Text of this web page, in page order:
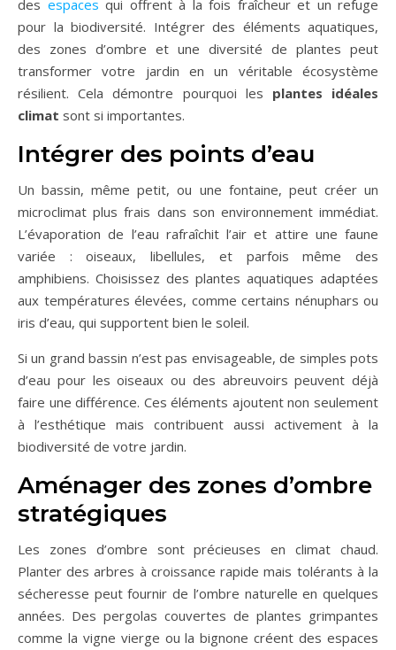
des espaces qui offrent à la fois fraîcheur et un refuge
pour la biodiversité. Intégrer des éléments aquatiques,
des zones d’ombre et une diversité de plantes peut
transformer votre jardin en un véritable écosystème
résilient. Cela démontre pourquoi les plantes idéales
climat sont si importantes.
Intégrer des points d’eau
Un bassin, même petit, ou une fontaine, peut créer un
microclimat plus frais dans son environnement immédiat.
L’évaporation de l’eau rafraîchit l’air et attire une faune
variée : oiseaux, libellules, et parfois même des
amphibiens. Choisissez des plantes aquatiques adaptées
aux températures élevées, comme certains nénuphars ou
iris d’eau, qui supportent bien le soleil.
Si un grand bassin n’est pas envisageable, de simples pots
d’eau pour les oiseaux ou des abreuvoirs peuvent déjà
faire une différence. Ces éléments ajoutent non seulement
à l’esthétique mais contribuent aussi activement à la
biodiversité de votre jardin.
Aménager des zones d’ombre
stratégiques
Les zones d’ombre sont précieuses en climat chaud.
Planter des arbres à croissance rapide mais tolérants à la
sécheresse peut fournir de l’ombre naturelle en quelques
années. Des pergolas couvertes de plantes grimpantes
comme la vigne vierge ou la bignone créent des espaces